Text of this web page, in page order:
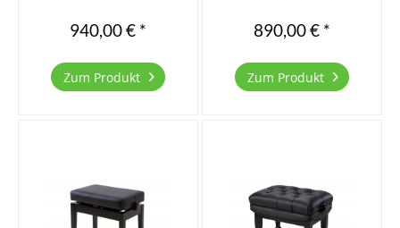
ist auch diese Bank in
Europa aus massivem
und mit einer vierfachen
Polyesterbeschichtung
940,00 € *
Zum Produkt
ist auch diese Bank in
Europa aus massivem
und mit einer vierfachen
Polyesterbeschichtung
890,00 € *
Zum Produkt